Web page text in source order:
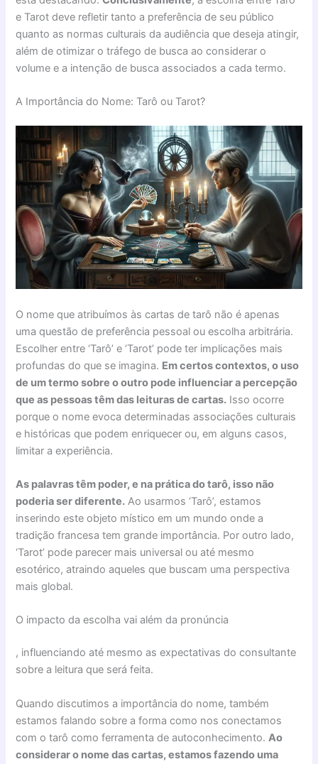
e Tarot deve refletir tanto a preferência de seu público
quanto as normas culturais da audiência que deseja atingir,
além de otimizar o tráfego de busca ao considerar o
volume e a intenção de busca associados a cada termo.
A Importância do Nome: Tarô ou Tarot?
O nome que atribuímos às cartas de tarô não é apenas
uma questão de preferência pessoal ou escolha arbitrária.
Escolher entre ‘Tarô’ e ‘Tarot’ pode ter implicações mais
profundas do que se imagina. Em certos contextos, o uso
de um termo sobre o outro pode influenciar a percepção
que as pessoas têm das leituras de cartas. Isso ocorre
porque o nome evoca determinadas associações culturais
e históricas que podem enriquecer ou, em alguns casos,
limitar a experiência.
As palavras têm poder, e na prática do tarô, isso não
poderia ser diferente. Ao usarmos ‘Tarô’, estamos
inserindo este objeto místico em um mundo onde a
tradição francesa tem grande importância. Por outro lado,
‘Tarot’ pode parecer mais universal ou até mesmo
esotérico, atraindo aqueles que buscam uma perspectiva
mais global.
O impacto da escolha vai além da pronúncia
, influenciando até mesmo as expectativas do consultante
sobre a leitura que será feita.
Quando discutimos a importância do nome, também
estamos falando sobre a forma como nos conectamos
com o tarô como ferramenta de autoconhecimento.Ao
considerar o nome das cartas, estamos fazendo uma